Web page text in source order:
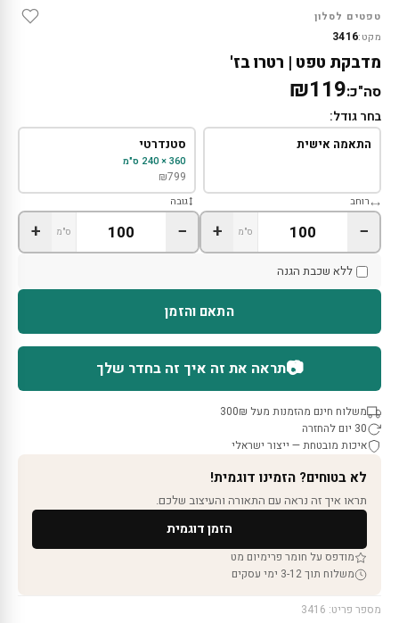
טפטים לסלון
מקט:3416
מדבקת טפט | רטרו בז'
סה"כ:₪119
בחר גודל:
התאמה אישית סטנדרטי
360 × 240 ס"מ
₪799
רוחב
− ס"מ +
גובה
− ס"מ +
ללא שכבת הגנה
התאם והזמן
📷תראה את זה איך זה בחדר שלך
משלוח חינם מהזמנות מעל 300₪
30 יום להחזרה
איכות מובטחת — ייצור ישראלי
לא בטוחים? הזמינו דוגמית!
תראו איך זה נראה עם התאורה והעיצוב שלכם.
הזמן דוגמית
מודפס על חומר פרימיום מט
משלוח תוך 3-12 ימי עסקים
מספר פריט: 3416